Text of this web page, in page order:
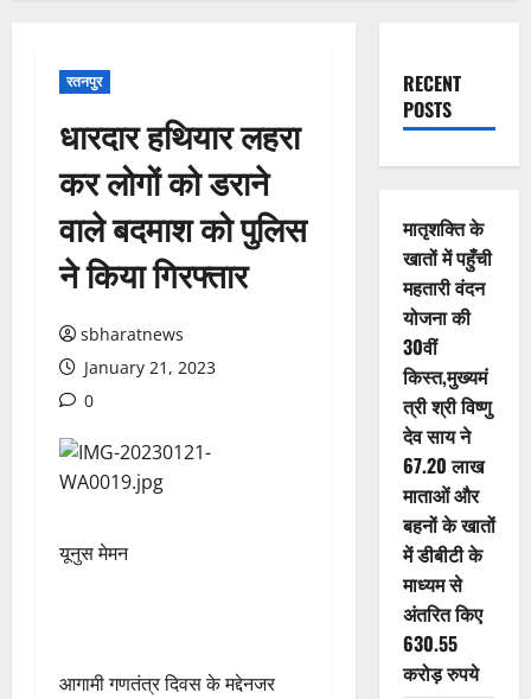
रतनपुर
धारदार हथियार लहरा
कर लोगों को डराने
वाले बदमाश को पुलिस
ने किया गिरफ्तार
sbharatnews
January 21, 2023
0
यूनुस मेमन
आगामी गणतंत्र दिवस के मद्देनजर
RECENT
POSTS
मातृशक्ति के
खातों में पहुँची
महतारी वंदन
योजना की
30वीं
किस्त,मुख्यमं
त्री श्री विष्णु
देव साय ने
67.20 लाख
माताओं और
बहनों के खातों
में डीबीटी के
माध्यम से
अंतरित किए
630.55
करोड़ रुपये